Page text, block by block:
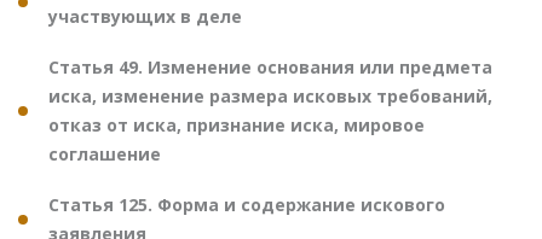
участвующих в деле
Статья 49. Изменение основания или предмета
иска, изменение размера исковых требований,
отказ от иска, признание иска, мировое
соглашение
Статья 125. Форма и содержание искового
заявления